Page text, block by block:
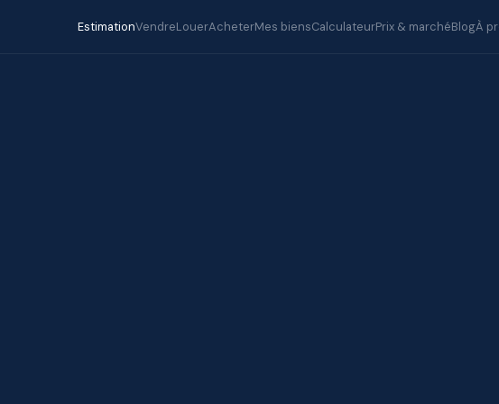
EstimationVendreLouerAcheterMes biensCalculateurPrix & marchéBlogÀ